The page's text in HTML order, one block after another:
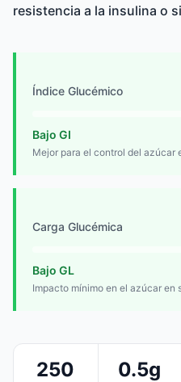
resistencia a la insulina o
Índice Glucémico
Bajo GI
Mejor para el control del azúcar
Carga Glucémica
Bajo GL
Impacto mínimo en el azúcar en
250 0.5g